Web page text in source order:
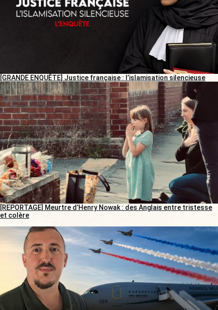
[GRANDE ENQUÊTE] Justice française : l’islamisation silencieuse
[REPORTAGE] Meurtre d’Henry Nowak : des Anglais entre tristesse
et colère